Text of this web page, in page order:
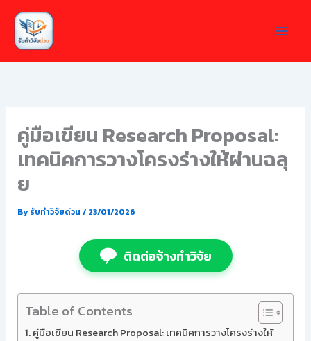
Skip
content
คู่มือเขียน Research Proposal:
เทคนิคการวางโครงร่างให้ผ่านฉลุ
ย
Byรับทำวิจัยด่วน / 23/01/2026
ติดต่อจ้างทำวิจัย
Table of Contents
คู่มือเขียน Research Proposal: เทคนิคการวางโครงร่างให้